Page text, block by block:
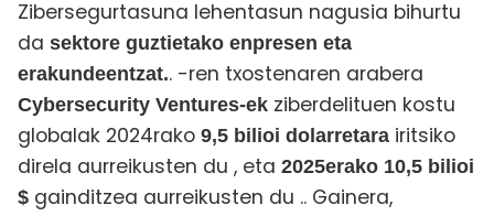
Zibersegurtasuna lehentasun nagusia bihurtu
da sektore guztietako enpresen eta
erakundeentzat.. -ren txostenaren arabera
Cybersecurity Ventures-ek ziberdelituen kostu
globalak 2024rako 9,5 bilioi dolarretara iritsiko
direla aurreikusten du , eta 2025erako 10,5 bilioi
$ gainditzea aurreikusten du .. Gainera,